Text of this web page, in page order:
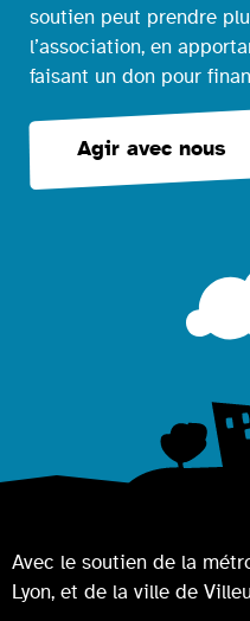
soutien peut prendre
l’association, en
faisant un don pour
Agir avec nous
Avec le soutien de la
Lyon, et de la ville de